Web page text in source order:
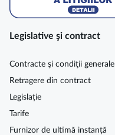
Legislative şi contract
Contracte şi condiţii generale
Retragere din contract
Legislație
Tarife
Furnizor de ultimă instanță